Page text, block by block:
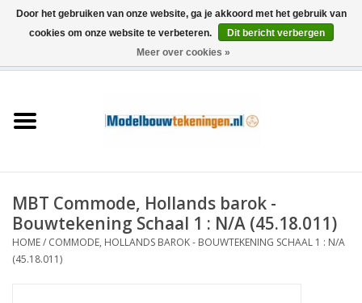
Schepen
Houtbouw
Scenery
MBT Commode, Hollands barok -
Bouwtekening Schaal 1 : N/A (45.18.011)
HOME/ COMMODE, HOLLANDS BAROK - BOUWTEKENING SCHAAL 1 : N/A
(45.18.011)
Door het gebruiken van onze website, ga je akkoord met het gebruik van
cookies om onze website te verbeteren.
Dit bericht verbergen
Meer over cookies »